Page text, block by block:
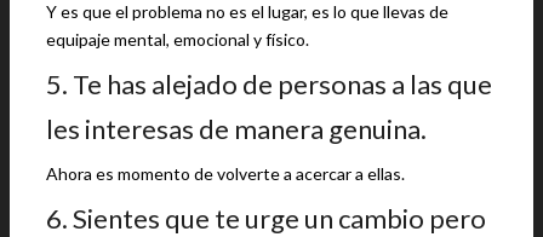
Y es que el problema no es el lugar, es lo que llevas de
equipaje mental, emocional y físico.
5. Te has alejado de personas a las que
les interesas de manera genuina.
Ahora es momento de volverte a acercar a ellas.
6. Sientes que te urge un cambio pero